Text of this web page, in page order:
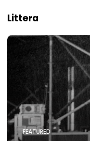
Littera
FEATURED